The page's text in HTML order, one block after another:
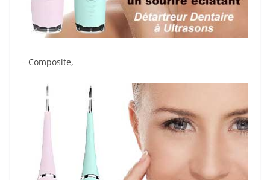
– Composite,